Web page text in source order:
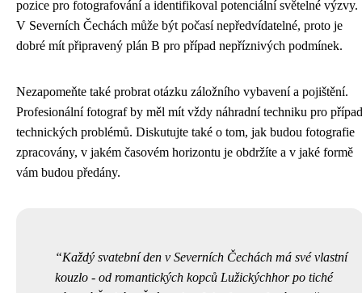
pozice pro fotografování a identifikoval potenciální světelné výzvy.
V Severních Čechách může být počasí nepředvídatelné, proto je
dobré mít připravený plán B pro případ nepříznivých podmínek.
Nezapomeňte také probrat otázku záložního vybavení a pojištění.
Profesionální fotograf by měl mít vždy náhradní techniku pro případ
technických problémů. Diskutujte také o tom, jak budou fotografie
zpracovány, v jakém časovém horizontu je obdržíte a v jaké formě
vám budou předány.
Každý svatební den v Severních Čechách má své vlastní
kouzlo - od romantických kopců Lužickýchhor po tiché